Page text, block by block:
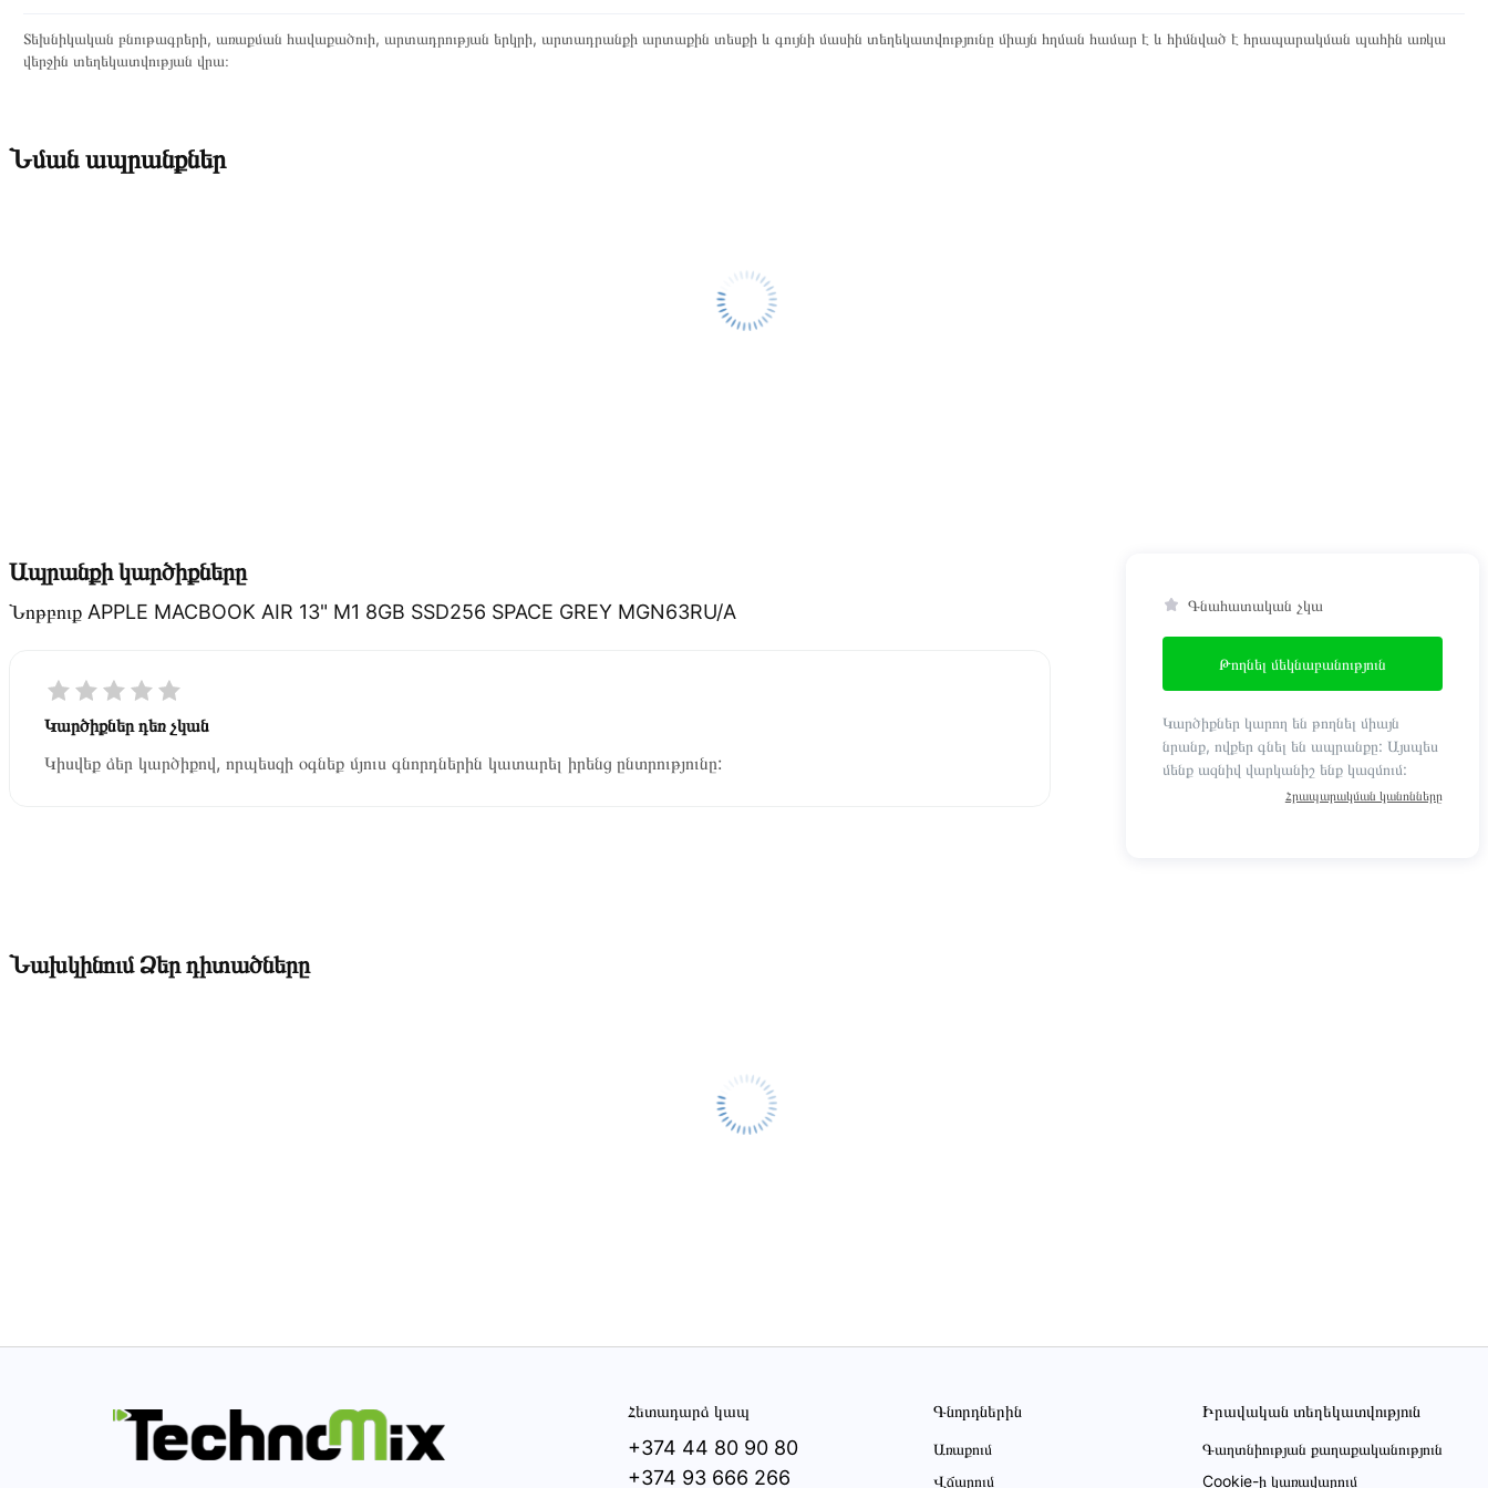
Տեխնիկական բնութագրերի, առաքման հավաքածուի, արտադրության երկրի, արտադրանքի արտաքին տեսքի և գույնի մասին տեղեկատվությունը միայն հղման համար է և հիմնված է հրապարակման պահին առկա
վերջին տեղեկատվության վրա։
Նման ապրանքներ
Ապրանքի կարծիքները
Նոթբուք APPLE MACBOOK AIR 13" M1 8GB SSD256 SPACE GREY MGN63RU/A
Կարծիքներ դեռ չկան
Կիսվեք ձեր կարծիքով, որպեսզի օգնեք մյուս գնորդներին կատարել իրենց ընտրությունը:
Գնահատական չկա
Թողնել մեկնաբանություն
Կարծիքներ կարող են թողնել միայն
նրանք, ովքեր գնել են ապրանքը: Այսպես
մենք ազնիվ վարկանիշ ենք կազմում:
Հրապարակման կանոնները
Նախկինում Ձեր դիտածները
Հետադարձ կապ
+374 44 80 90 80
+374 93 666 266
Գնորդներին
Առաքում
Վճարում
Իրավական տեղեկատվություն
Գաղտնիության քաղաքականություն
Cookie-ի կառավարում